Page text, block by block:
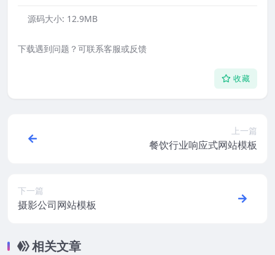
源码大小: 12.9MB
下载遇到问题？可联系客服或反馈
收藏
上一篇
餐饮行业响应式网站模板
下一篇
摄影公司网站模板
相关文章